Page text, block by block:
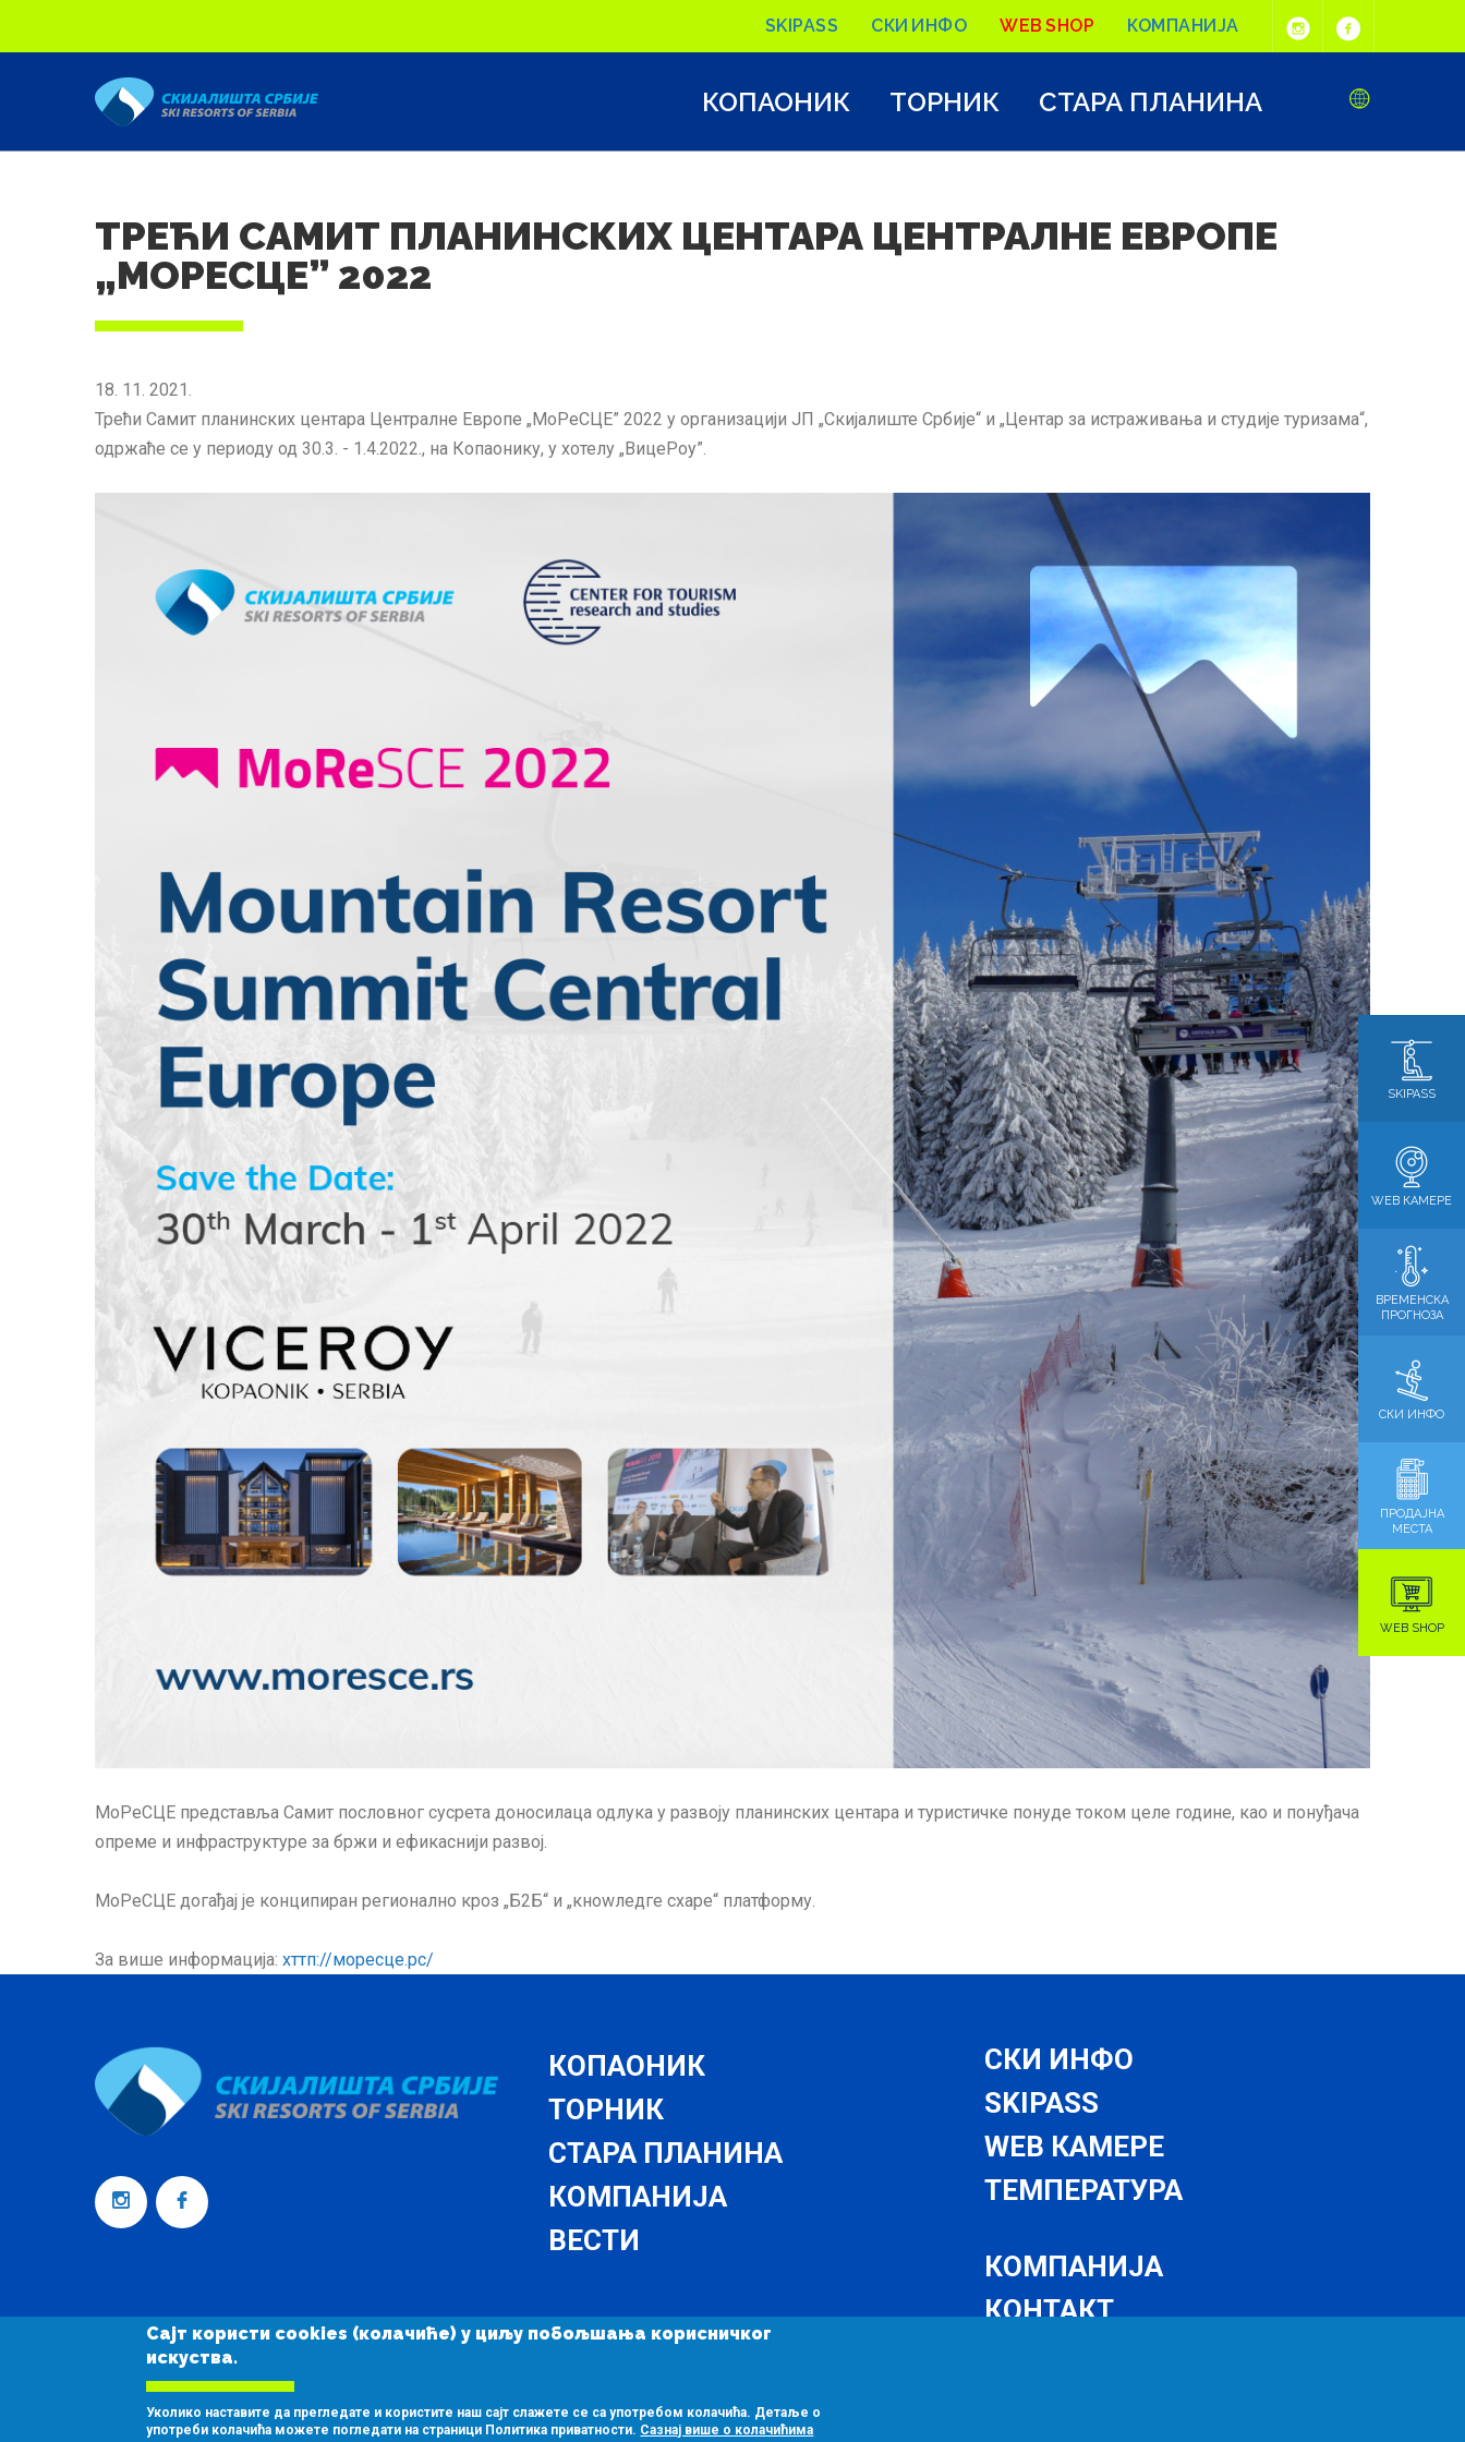
SKIPASS СКИ ИНФО WEB SHOP КОМПАНИЈА
КОПАОНИК ТОРНИК СТАРА ПЛАНИНА
SKIPASS
WEB КАМЕРЕ
ВРЕМЕНСКА
ПРОГНОЗА
СКИ ИНФО
ПРОДАЈНА
МЕСТА
WEB SHOP
ТРЕЋИ САМИТ ПЛАНИНСКИХ ЦЕНТАРА ЦЕНТРАЛНЕ ЕВРОПЕ
„МОРЕСЦЕ” 2022
18. 11. 2021.
Трећи Самит планинских центара Централне Европе „МоРеСЦЕ” 2022 у организацији ЈП „Скијалиште Србије“ и „Центар за истраживања и студије туризама“,
одржаће се у периоду од 30.3. - 1.4.2022., на Копаонику, у хотелу „ВицеРоy”.
МоРеСЦЕ представља Самит пословног сусрета доносилаца одлука у развоју планинских центара и туристичке понуде током целе године, као и понуђача
опреме и инфраструктуре за бржи и ефикаснији развој.
МоРеСЦЕ догађај је конципиран регионално кроз „Б2Б“ и „кноwледге схаре“ платформу.
За више информација: хттп://моресце.рс/
КОПАОНИК
ТОРНИК
СТАРА ПЛАНИНА
КОМПАНИЈА
ВЕСТИ
СКИ ИНФО
SKIPASS
WEB КАМЕРЕ
ТЕМПЕРАТУРА
КОМПАНИЈА
КОНТАКТ
Сајт користи cookies (колачиће) у циљу побољшања корисничког
искуства.
Уколико наставите да прегледате и користите наш сајт слажете се са употребом колачића. Детаље о
употреби колачића можете погледати на страници Политика приватности. Сазнај више о колачићима